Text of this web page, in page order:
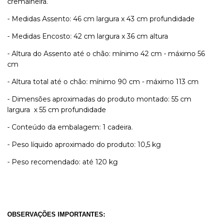
- Medidas Assento: 46 cm largura x 43 cm profundidade
- Medidas Encosto: 42 cm largura x 36 cm altura
- Altura do Assento até o chão: mínimo 42 cm - máximo 56
cm
- Altura total até o chão: mínimo 90 cm - máximo 113 cm
- Dimensões aproximadas do produto montado: 55 cm
largura x 55 cm profundidade
- Conteúdo da embalagem: 1 cadeira.
- Peso líquido aproximado do produto: 10,5 kg
- Peso recomendado: até 120 kg
OBSERVAÇÕES IMPORTANTES: